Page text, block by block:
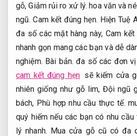
gỗ,Giảm rủi ro xử lý. hoa văn và
ngũ. Cam kết đúng hẹn. Hiện Tuệ
đa số các mặt hàng này,Cam kết
nhanh gọn mang các bạn và dễ
nghiệm. Bài bản. đa số các đơn vị
cam kết đúng hẹn sẽ kiếm cửa
nhiên giống như gỗ lim, Đội ngũ
bách, Phù hợp nhu cầu thực tế.
quý hiếm nếu các bạn có nhu cầu
lý nhanh. Mua cửa gỗ cũ có đa